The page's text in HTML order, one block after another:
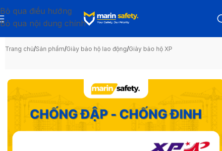
Bỏ qua điều hướng
Bỏ qua nội dung chính
Trang chủ/Sản phẩm/Giày bảo hộ lao động/Giày bảo hộ XP